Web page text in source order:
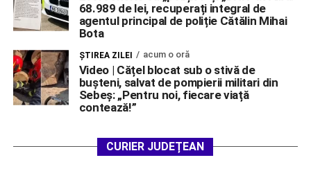
68.989 de lei, recuperați integral de
agentul principal de poliție Cătălin Mihai
Bota
ŞTIREA ZILEI acum o oră
Video | Cățel blocat sub o stivă de
bușteni, salvat de pompierii militari din
Sebeș: „Pentru noi, fiecare viață
contează!”
CURIER JUDEȚEAN